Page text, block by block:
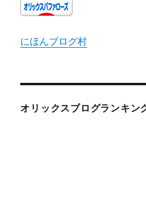
にほんブログ村
オリックスブログランキン